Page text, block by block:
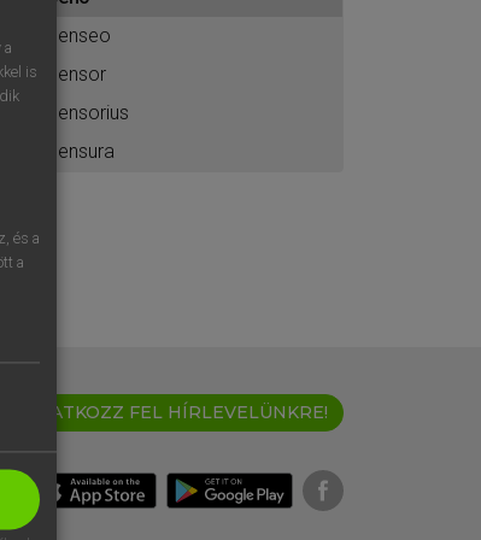
censeo
censor
censorius
censura
IRATKOZZ FEL HÍRLEVELÜNKRE!
a
is
és a
a